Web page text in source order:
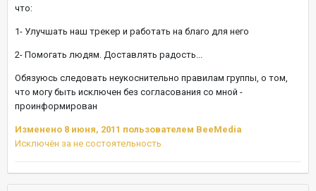
что:
1- Улучшать наш трекер и работать на благо для него
2- Помогать людям. Доставлять радость...
Обязуюсь следовать неукоснительно правилам группы, о том,
что могу быть исключен без согласования со мной -
проинформирован
Изменено 8 июня, 2011 пользователем BeeMedia
Исключён за не состоятельность